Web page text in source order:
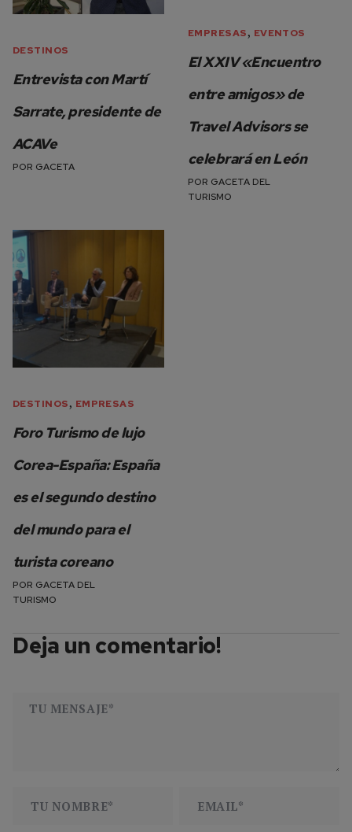
DESTINOS
Entrevista con Martí
Sarrate, presidente de
ACAVe
POR GACETA
EMPRESAS, EVENTOS
El XXIV «Encuentro
entre amigos» de
Travel Advisors se
celebrará en León
POR GACETA DEL
TURISMO
DESTINOS, EMPRESAS
Foro Turismo de lujo
Corea-España: España
es el segundo destino
del mundo para el
turista coreano
POR GACETA DEL
TURISMO
Deja un comentario!